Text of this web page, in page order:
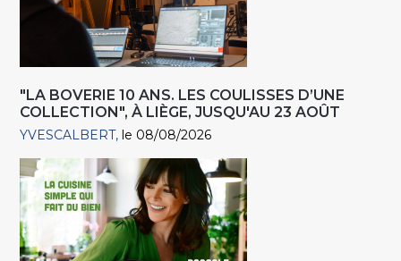
"LA BOVERIE 10 ANS. LES COULISSES D’UNE
COLLECTION", À LIÈGE, JUSQU'AU 23 AOÛT
YVESCALBERT le 08/08/2026